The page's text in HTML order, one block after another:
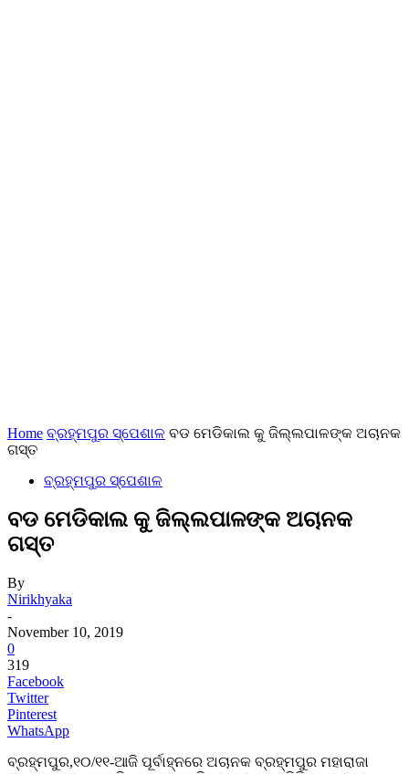
Home ବ୍ରହ୍ମପୁର ସ୍ପେଶାଳ ବଡ ମେଡିକାଲ କୁ ଜିଲ୍ଲପାଳଙ୍କ ଅଚାନକ
ଗସ୍ତ
ବ୍ରହ୍ମପୁର ସ୍ପେଶାଳ
ବଡ ମେଡିକାଲ କୁ ଜିଲ୍ଲପାଳଙ୍କ ଅଚାନକ
ଗସ୍ତ
By
Nirikhyaka
-
November 10, 2019
0
319
Facebook
Twitter
Pinterest
WhatsApp
ବ୍ରହ୍ମପୁର,୧୦/୧୧-ଆଜି ପୂର୍ବାହ୍ନରେ ଅଚାନକ ବ୍ରହ୍ମପୁର ମହାରାଜା